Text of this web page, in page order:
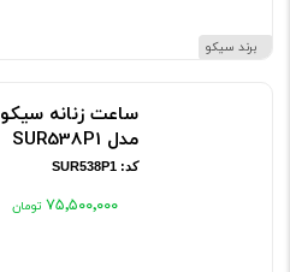
برند سیکو
ساعت زنانه سیکو
مدل SUR538P1
کد: SUR538P1
۷۵٬۵۰۰٬۰۰۰